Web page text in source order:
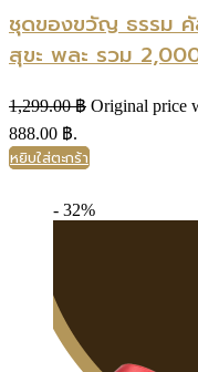
ชุดของขวัญ ธรรม
สุขะ พละ รวม
1,299.00฿ Original price
888.00 ฿.
หยิบใส่ตะกร้า
- 32%